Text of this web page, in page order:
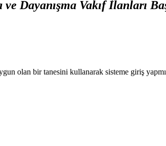
ve Dayanışma Vakıf İlanları
olan bir tanesini kullanarak sisteme giriş